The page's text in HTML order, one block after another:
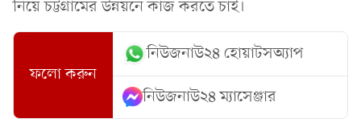
নিয়ে চট্টগ্রামের উন্নয়নে কাজ করতে চাই।
ফলো করুন
নিউজনাউ২৪ হোয়াটসঅ্যাপ
নিউজনাউ২৪ ম্যাসেঞ্জার